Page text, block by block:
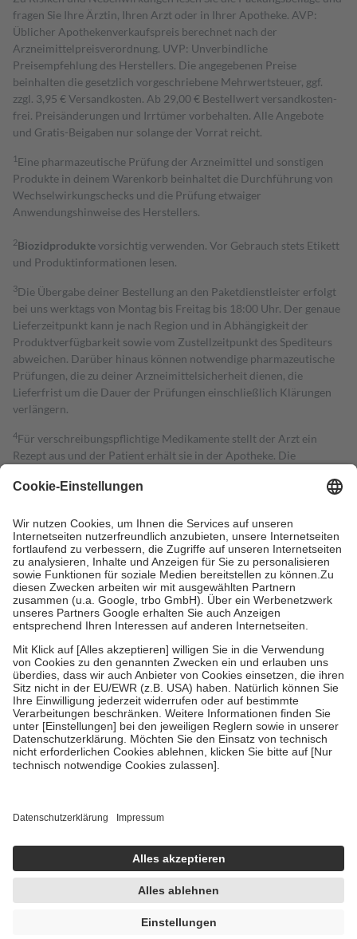
fragen Sie Ihre Ärztin, Ihren Arzt oder in Ihrer Apotheke. AVP:
Üblicher Apothekenverkaufspreis berechnet nach der
Arzneimittelpreisverordnung. UVP: Unverbindliche
Preisempfehlung des Herstellers. Die angegebenen Preise
beinhalten die gesetzlich vorgeschriebene Mehrwertsteuer, ggf.
zzgl. 3,95 € Versandkosten. Ab 29,00 € Bestell­wert versand­kosten­
frei. Preisänderungen und Irrtümer vorbehalten. Alle Angebote
und Gratis-Beigaben nur solange der Vorrat reicht.
1 Eine pharmazeutische Prüfung der Arzneimittel und sonstigen
Produkte in deinem Warenkorb beinhaltet die Durchführung von
Wechselwirkungschecks und die Prüfung etwaiger
Anwendungshinweise des Herstellers.
2Biozidproduktevorsichtig verwenden. Vor Gebrauch stets Etikett
und Produktinformationen lesen.
3Die Übergabe deiner Bestellung an den Paketdienstleister erfolgt
bei uns werktags von Montag bis Freitag bis 18:00 Uhr. Der genaue
Lieferzeitpunkt kann je nach Region und in Abhängigkeit der
Produktverfügbarkeit sowie vom Zustellzeitpunkt des Spediteurs
abweichen. Darüber hinaus können notwendige pharmazeutische
Prüfungen, die zu deiner Arzneimittelsicherheit dienen, die
Lieferfrist um die Dauer der Prüfungen einschließlich Klärungen
verlängern.
4Für verschreibungspflichtige Medikamente stellt der Arzt ein
Rezept aus und der Patient erhält sie in der Apotheke. Die
Kosten dafür, der Versicherte trägt einen Teil davon als Zuzahlung
Grundsätzlich leisten Mitglieder Zuzahlungen in Höhe von zehn
Prozent des Abgabepreises,mindestensjedochfünf Euround
höchstens zehn Euro.Es sind jedoch nie mehr als die tatsächlichen
Kosten der Leistung zu entrichten.
Diese Regeln gelten grundsätzlich auch für Online-Apotheken.
Bei Heilmitteln und häuslicher Krankenpflege beträgt die
Zuzahlung zehn Prozent der Kosten sowie zehn Euro je
Um das Engagement der Versicherten für ihre eigene Gesundheit zu
stärken und die besondere Stellung der Familie zu unterstützen,
fallenkeine Zuzahlungen an bei:
• Kindern und Jugendlichen bis zum vollendeten 18. Lebensjahr
mit Ausnahme der Fahrkosten
• Untersuchungen zur Vorsorge und Früherkennung, die von der
GKV getragen werden
• empfohlenen Schutzimpfungen
Wir nutzen Trusted Shops als unabhängigen Dienstleister für die
getroffen, um sicherzustellen, dass es sich um echte Bewertungen
handelt. Mehr Informationen findest du hier:
https://help.etrusted.com/hc/de/articles/4419944605341
Einige Bilder und Inhalte wurden unter Zuhilfenahme künstlicher